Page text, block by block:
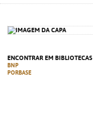
ENCONTRAR EM BIBLIOTECAS
BNP
PORBASE